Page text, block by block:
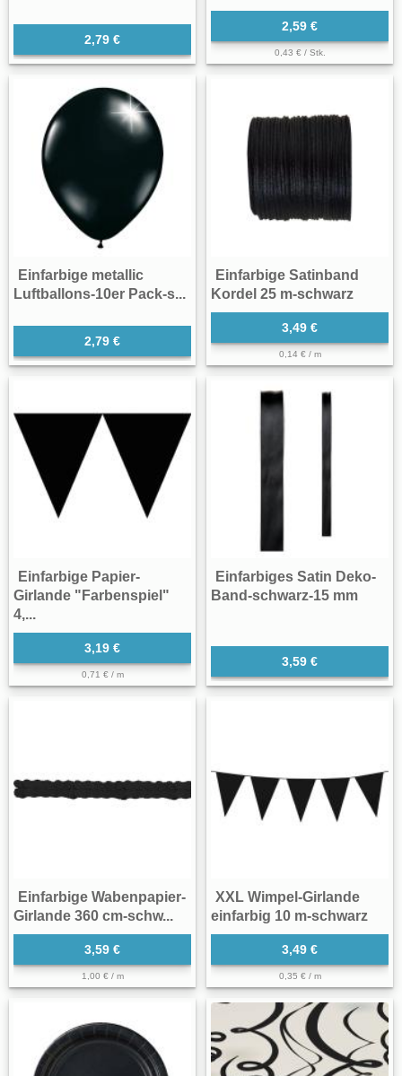
2,79 €
2,59 €
0,43 € / Stk.
Einfarbige metallic
Luftballons-10er Pack-s...
2,79 €
Einfarbige Satinband
Kordel 25 m-schwarz
3,49 €
0,14 € / m
Einfarbige Papier-
Girlande "Farbenspiel"
4,...
3,19 €
0,71 € / m
Einfarbiges Satin Deko-
Band-schwarz-15 mm
3,59 €
Einfarbige Wabenpapier-
Girlande 360 cm-schw...
3,59 €
1,00 € / m
XXL Wimpel-Girlande
einfarbig 10 m-schwarz
3,49 €
0,35 € / m